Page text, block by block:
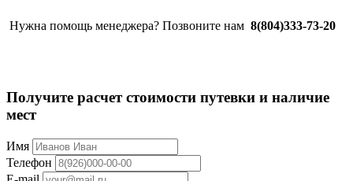
Нужна помощь менеджера? Позвоните нам 8(804)333-73-20
Получите расчет стоимости путевки и наличие
мест
Имя
Телефон